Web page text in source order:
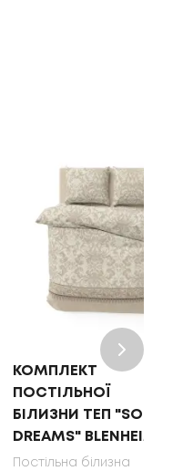
КОМПЛЕКТ
ПОСТІЛЬНОЇ
БІЛИЗНИ ТЕП "SOFT
DREAMS" BLENHEIM
Постільна білизна